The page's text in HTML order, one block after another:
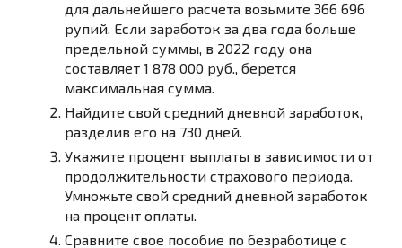
для дальнейшего расчета возьмите 366 696
рупий. Если заработок за два года больше
предельной суммы, в 2022 году она
составляет 1 878 000 руб., берется
максимальная сумма.
Найдите свой средний дневной заработок,
разделив его на 730 дней.
Укажите процент выплаты в зависимости от
продолжительности страхового периода.
Умножьте свой средний дневной заработок
на процент оплаты.
Сравните свое пособие по безработице с